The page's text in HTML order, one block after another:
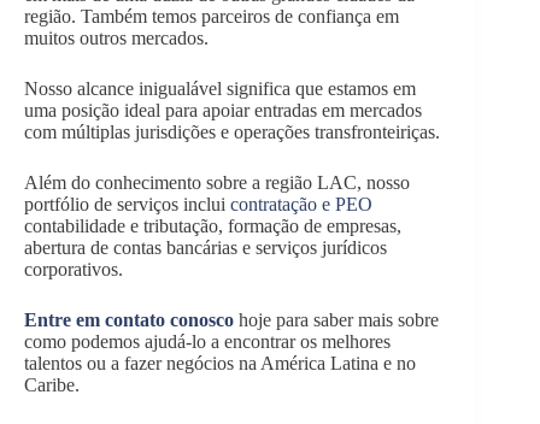
região. Também temos parceiros de confiança em
muitos outros mercados.
Nosso alcance inigualável significa que estamos em
uma posição ideal para apoiar entradas em mercados
com múltiplas jurisdições e operações transfronteiriças.
Além do conhecimento sobre a região LAC, nosso
portfólio de serviços inclui contratação e PEO
contabilidade e tributação, formação de empresas,
abertura de contas bancárias e serviços jurídicos
corporativos.
Entre em contato conosco hoje para saber mais sobre
como podemos ajudá-lo a encontrar os melhores
talentos ou a fazer negócios na América Latina e no
Caribe.